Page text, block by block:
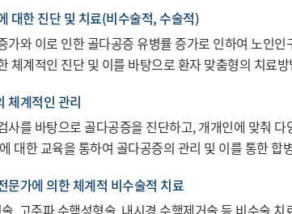
대한 진단 및 치료(비수술적, 수술적)
가와 이로 인한 골다공증 유병률 증가로 인하여 노인
체계적인 진단 및 이를 바탕으로 환자 맞춤형의 치료
체계적인 관리
사를 바탕으로 골다공증을 진단하고, 개개인에 맞춰
대한 교육을 통하여 골다공증의 관리 및 이를 통한 합
문가에 의한 체계적 비수술적 치료
, 고주파 수핵성형술, 내시경 수핵제거술 등 비수술 치